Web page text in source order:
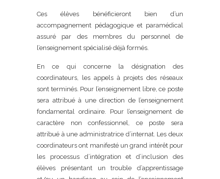
Ces élèves bénéficieront bien d’un
accompagnement pédagogique et paramédical
assuré par des membres du personnel de
l’enseignement spécialisé déjà formés.
En ce qui concerne la désignation des
coordinateurs, les appels à projets des réseaux
sont terminés. Pour l’enseignement libre, ce poste
sera attribué à une direction de l’enseignement
fondamental ordinaire. Pour l’enseignement de
caractère non confessionnel, ce poste sera
attribué à une administratrice d’internat. Les deux
coordinateurs ont manifesté un grand intérêt pour
les processus d’intégration et d’inclusion des
élèves présentant un trouble d’apprentissage